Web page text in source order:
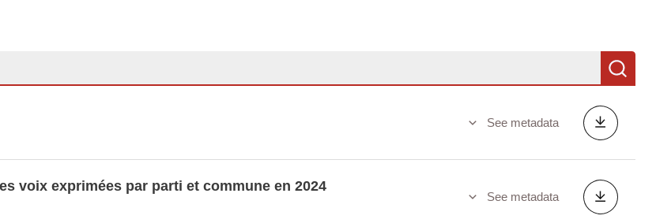
See metadata
voix exprimées par parti et commune en 2024
See metadata